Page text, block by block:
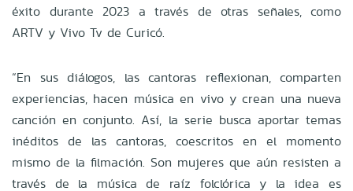
éxito durante 2023 a través de otras señales, como
ARTV y Vivo Tv de Curicó.
“En sus diálogos, las cantoras reflexionan, comparten
experiencias, hacen música en vivo y crean una nueva
canción en conjunto. Así, la serie busca aportar temas
inéditos de las cantoras, coescritos en el momento
mismo de la filmación. Son mujeres que aún resisten a
través de la música de raíz folclórica y la idea es